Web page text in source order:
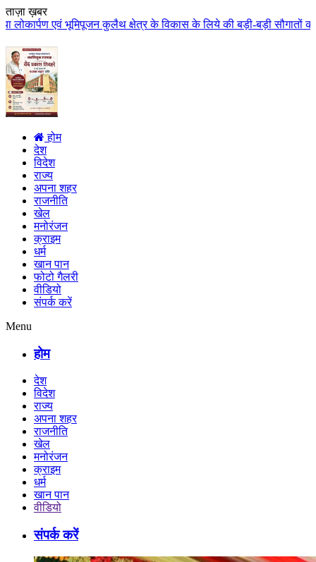
ताज़ा ख़बर
कुलैथ क्षेत्र के विकास के लिये की बड़ी-बड़ी सौगातों की घोषणा कुलैथ
होम
देश
विदेश
राज्य
अपना शहर
राजनीति
खेल
मनोरंजन
क्राइम
धर्म
खान पान
फोटो गैलरी
वीडियो
संपर्क करें
Menu
होम
देश
विदेश
राज्य
अपना शहर
राजनीति
खेल
मनोरंजन
क्राइम
धर्म
खान पान
वीडियो
संपर्क करें